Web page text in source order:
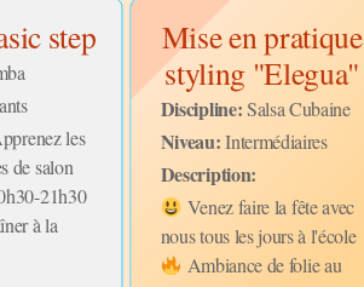
step
les
de salon
21h30
à la
Mise en pratique
styling "Elegua"
Discipline:Salsa Cubaine
Niveau:Intermédiaires
Description:
Venez faire la fête avec
nous tous les jours à l'école
Ambiance de folie au